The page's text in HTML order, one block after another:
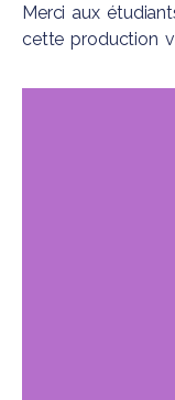
Merci aux
cette production